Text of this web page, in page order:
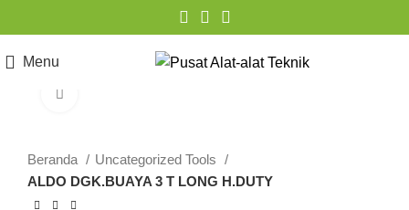
Menu
Beranda
Uncategorized Tools
ALDO DGK.BUAYA 3 T LONG H.DUTY